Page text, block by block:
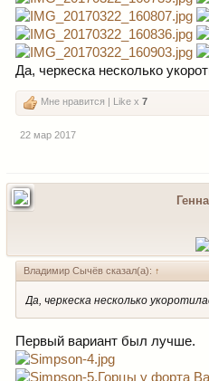
Да, черкеска несколько
Мне нравится | Like x 7
22 мар 2017
Владимир Сычёв сказал(а): ↑
Да, черкеска несколько
Первый вариант был лучше.